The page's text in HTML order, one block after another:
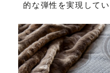
的な弾性を実現してい